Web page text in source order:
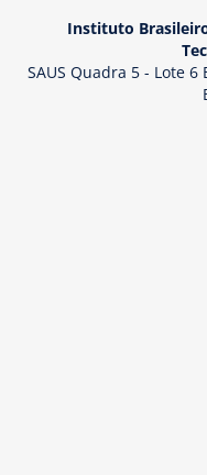
Instituto
SAUS Quadra 5 - Lote 6